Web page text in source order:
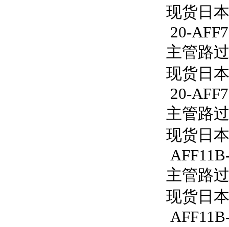
现货日
20-
主管路
现货日
20-
主管路
现货日
主管路
现货日